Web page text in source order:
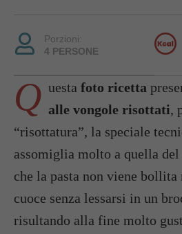
Porzioni:
4 PERSONE
Q uesta foto ricetta
alle vongole risottati,
“risottatura”, la speciale
assomiglia molto a quella
che la pasta non viene bollita
cuoce senza lessarsi in un
risultando alla fine molto